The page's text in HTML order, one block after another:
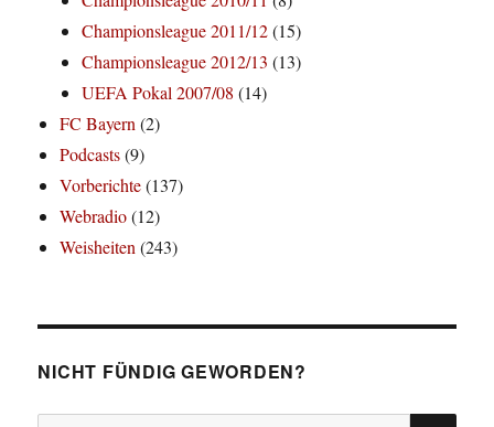
Championsleague 2011/12(15)
Championsleague 2012/13 (13)
UEFA Pokal 2007/08 (14)
FC Bayern(2)
Podcasts(9)
Vorberichte(137)
Webradio(12)
Weisheiten(243)
NICHT FÜNDIG GEWORDEN?